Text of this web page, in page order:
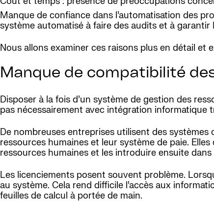
Manque de confiance dans l’automatisation des
système automatisé à faire des audits et à garantir
Nous allons examiner ces raisons plus en détail
Manque de compatibilité
Disposer à la fois d’un système de gestion des
pas nécessairement avec intégration informatique
De nombreuses entreprises utilisent des
ressources humaines et leur système de paie.
ressources humaines et les introduire ensuite dans
Les licenciements posent souvent problème.
au système. Cela rend difficile l’accès aux
feuilles de calcul à portée de main.